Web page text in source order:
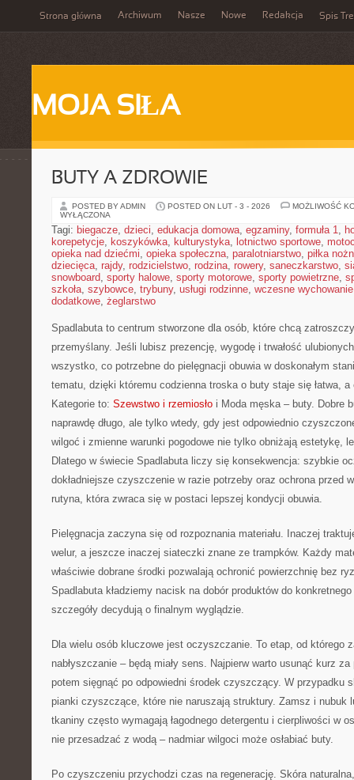
Strona główna Archiwum Nasze Nowe Redakcja Spis
MOJA SIŁA
BUTY A ZDROWIE
POSTED BY ADMIN POSTED ON LUT - 3 - 2026
MOŻLIWOŚĆ
WYŁĄCZONA
Tagi: biegacze, dzieci, edukacja domowa, egzaminy, formuła 1,
korepetycje, koszykówka, kulturystyka, lotnictwo sportowe,
opieka nad dziećmi, opieka społeczna, paralotniarstwo, piłka
dziecięca, rajdy, rodzicielstwo, rodzina, rowery, saneczkarstwo,
snowboard, sporty halowe, sporty motorowe, sporty powietrzne,
szkoła, szybowce, trybuny, usługi rodzinne, wczesne wychowanie
dodatkowe, żeglarstwo
Spadlabuta to centrum stworzone dla osób, które chcą
przemyślany. Jeśli lubisz prezencję, wygodę i trwałość
wszystko, co potrzebne do pielęgnacji obuwia w doskonałym
tematu, dzięki któremu codzienna troska o buty staje się łatwa,
Kategorie to: Szewstwo i rzemiosło i Moda męska – buty. Dobre
naprawdę długo, ale tylko wtedy, gdy jest odpowiednio
wilgoć i zmienne warunki pogodowe nie tylko obniżają estetykę,
Dlatego w świecie Spadlabuta liczy się konsekwencja: szybkie
dokładniejsze czyszczenie w razie potrzeby oraz ochrona przed
rutyna, która zwraca się w postaci lepszej kondycji obuwia.
Pielęgnacja zaczyna się od rozpoznania materiału. Inaczej
welur, a jeszcze inaczej siateczki znane ze trampków. Każdy
właściwie dobrane środki pozwalają ochronić powierzchnię bez
Spadlabuta kładziemy nacisk na dobór produktów do
szczegóły decydują o finalnym wyglądzie.
Dla wielu osób kluczowe jest oczyszczanie. To etap, od którego
nabłyszczanie – będą miały sens. Najpierw warto usunąć kurz
potem sięgnąć po odpowiedni środek czyszczący. W przypadku
pianki czyszczące, które nie naruszają struktury. Zamsz i nubuk
tkaniny często wymagają łagodnego detergentu i cierpliwości w
nie przesadzać z wodą – nadmiar wilgoci może osłabiać buty.
Po czyszczeniu przychodzi czas na regenerację. Skóra